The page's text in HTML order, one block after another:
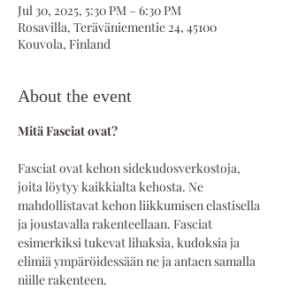
Jul 30, 2025, 5:30 PM – 6:30 PM
Rosavilla, Teräväniementie 24, 45100
Kouvola, Finland
About the event
Mitä Fasciat ovat?
Fasciat ovat kehon sidekudosverkostoja,
joita löytyy kaikkialta kehosta. Ne
mahdollistavat kehon liikkumisen elastisella
ja joustavalla rakenteellaan. Fasciat
esimerkiksi tukevat lihaksia, kudoksia ja
elimiä ympäröidessään ne ja antaen samalla
niille rakenteen.